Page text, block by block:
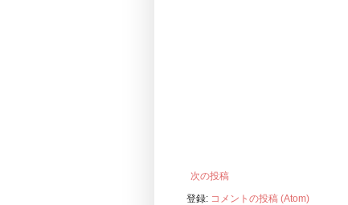
次の投稿
登録: コメントの投稿 (Atom)